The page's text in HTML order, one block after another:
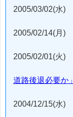
2005/03/02(水)
2005/02/14(月)
2005/02/01(火)
道路後退必要か」
2004/12/15(水)